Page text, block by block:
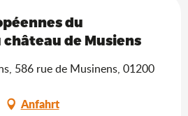
du
de Musiens
586 rue de Musinens, 01200
Anfahrt